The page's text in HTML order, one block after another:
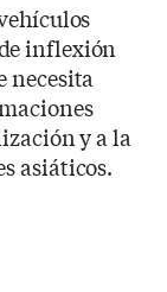
inflexión
necesita
y a la
asiáticos.